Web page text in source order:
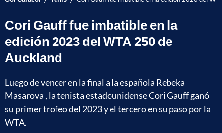
Cori Gauff fue imbatible en la
edición 2023 del WTA 250 de
Auckland
Luego de vencer en la final a la española Rebeka
Masarova , la tenista estadounidense Cori Gauff ganó
su primer trofeo del 2023 y el tercero en su paso por la
WTA.